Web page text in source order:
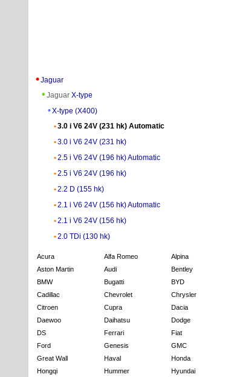
Jaguar
Jaguar X-type
X-type (X400)
3.0 i V6 24V (231 hk) Automatic
3.0 i V6 24V (231 hk)
2.5 i V6 24V (196 hk) Automatic
2.5 i V6 24V (196 hk)
2.2 D (155 hk)
2.1 i V6 24V (156 hk) Automatic
2.1 i V6 24V (156 hk)
2.0 TDi (130 hk)
Acura Alfa Romeo
Alpina
Aston Martin
Audi
Bentley
BMW
Bugatti
BYD
Cadillac
Chevrolet
Chrysler
Citroen
Cupra
Dacia
Daewoo
Daihatsu
Dodge
DS
Ferrari
Fiat
Ford
Genesis
GMC
Great Wall
Haval
Honda
Hongqi
Hummer
Hyundai